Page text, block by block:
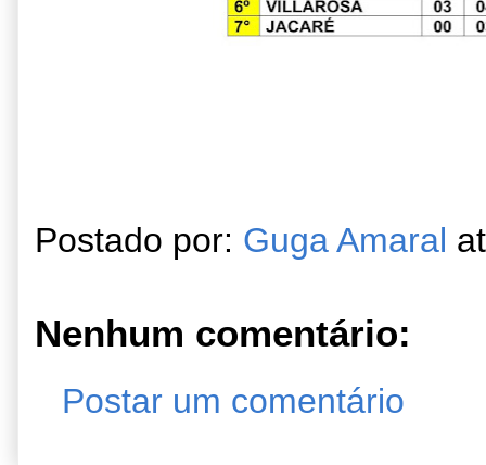
Postado por: Guga Amaral
Nenhum comentário:
Postar um comentário